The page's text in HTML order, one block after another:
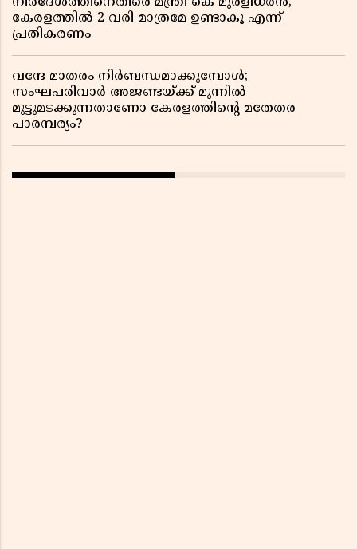
കേരളത്തിൽ 2 വരി മാത്രമേ ഉണ്ടാകൂ എന്ന്
പ്രതികരണം
വന്ദേ മാതരം നിർബന്ധമാക്കുമ്പോൾ;
സംഘപരിവാർ അജണ്ടയ്ക്ക് മുന്നിൽ
മുട്ടുമടക്കുന്നതാണോ കേരളത്തിന്റെ മതേതര
പാരമ്പര്യം?